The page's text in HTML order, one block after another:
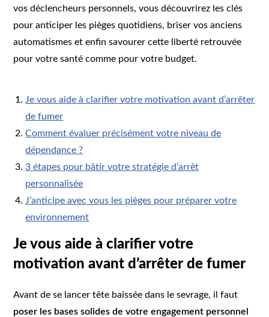
vos déclencheurs personnels, vous découvrirez les clés
pour anticiper les pièges quotidiens, briser vos anciens
automatismes et enfin savourer cette liberté retrouvée
pour votre santé comme pour votre budget.
Je vous aide à clarifier votre motivation avant d’arrêter
de fumer
Comment évaluer précisément votre niveau de
dépendance ?
3 étapes pour bâtir votre stratégie d’arrêt
personnalisée
J’anticipe avec vous les pièges pour préparer votre
environnement
Je vous aide à clarifier votre
motivation avant d’arrêter de fumer
Avant de se lancer tête baissée dans le sevrage, il faut
poser les bases solides de votre engagement personnel